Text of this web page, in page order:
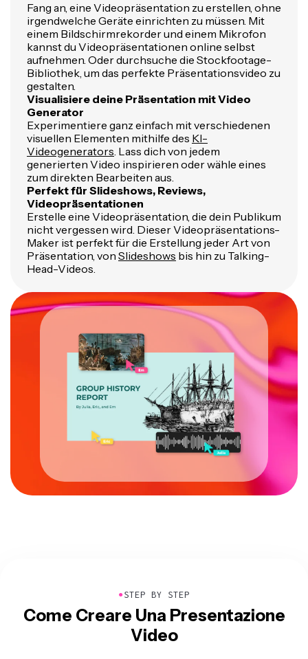
Fang an, eine Videopräsentation zu erstellen, ohne
irgendwelche Geräte einrichten zu müssen. Mit
einem Bildschirmrekorder und einem Mikrofon
kannst du Videopräsentationen online selbst
aufnehmen. Oder durchsuche die Stockfootage-
Bibliothek, um das perfekte Präsentationsvideo zu
gestalten.
Visualisiere deine Präsentation mit Video
Generator
Experimentiere ganz einfach mit verschiedenen
visuellen Elementen mithilfe des KI-
Videogenerators. Lass dich von jedem
generierten Video inspirieren oder wähle eines
zum direkten Bearbeiten aus.
Perfekt für Slideshows, Reviews,
Videopräsentationen
Erstelle eine Videopräsentation, die dein Publikum
nicht vergessen wird. Dieser Videopräsentations-
Maker ist perfekt für die Erstellung jeder Art von
Präsentation, von Slideshows bis hin zu Talking-
Head-Videos.
●STEP BY STEP
Come Creare Una Presentazione
Video